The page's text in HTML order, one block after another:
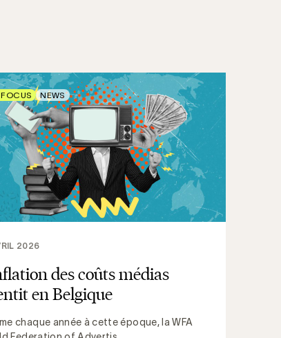
des coûts médias
en Belgique
chaque année à cette époque, la WFA
2026
NEWS